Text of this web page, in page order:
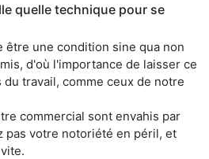
quelle technique pour se
être une condition sine qua non
d'où l'importance de laisser ce
travail, comme ceux de notre
commercial sont envahis par
pas votre notoriété en péril, et